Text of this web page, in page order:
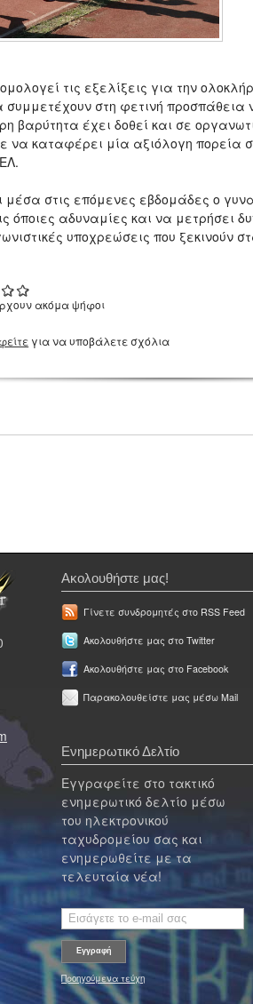
τις εξελίξεις για την
συμμετέχουν στη φετινή προσπάθεια
βαρύτητα έχει δοθεί και σε
να καταφέρει μία αξιόλογη πορεία
μέσα στις επόμενες εβδομάδες ο
όποιες αδυναμίες και να μετρήσει
υποχρεώσεις που ξεκινούν
ακόμα ψήφοι
για να υποβάλετε σχόλια
Ακολουθήστε μας!
Γίνετε συνδρομητές στο RSS Feed
Ακολουθήστε μας στο Twitter
Ακολουθήστε μας στο Facebook
Παρακολουθείστε μας μέσω Mail
Ενημερωτικό Δελτίο
Εγγραφείτε στο τακτικό
ενημερωτικό δελτίο μέσω
του ηλεκτρονικού
ταχυδρομείου σας και
ενημερωθείτε με τα
τελευταία νέα!
Προηγούμενα τεύχη